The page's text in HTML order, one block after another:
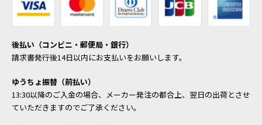
後払い（コンビニ・郵便局・銀行）
請求書発行後14日以内にお支払いをお願いします。
ゆうちょ振替（前払い）
13:30以降のご入金の場合、メーカー発注の都合上、翌日の出荷とさせ
ていただきますのでご了承ください。